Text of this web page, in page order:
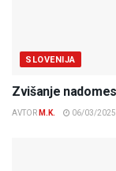
SLOVENIJA
Zvišanje
AVTOR M.K. 06/03/2025